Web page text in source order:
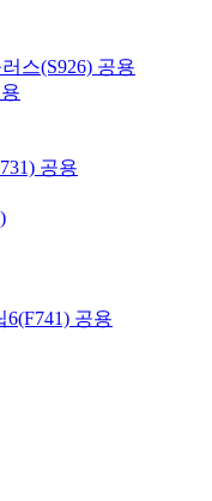
스(S926) 공용
공용
6(F741) 공용